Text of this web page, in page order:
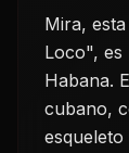
Mira,
Loco", es
Habana.
cubano,
esqueleto